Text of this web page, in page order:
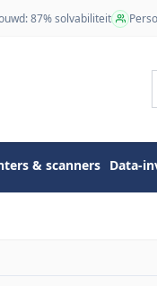
87% solvabiliteit
& scanners Data-